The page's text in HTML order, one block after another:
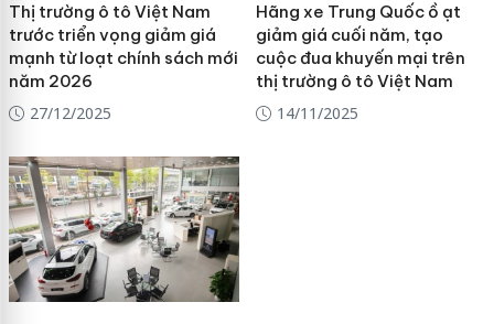
Thị trường ô tô Việt Nam
trước triển vọng giảm giá
mạnh từ loạt chính sách mới
năm 2026
27/12/2025
Hãng xe Trung Quốc ồ ạt
giảm giá cuối năm, tạo
cuộc đua khuyến mại trên
thị trường ô tô Việt Nam
14/11/2025